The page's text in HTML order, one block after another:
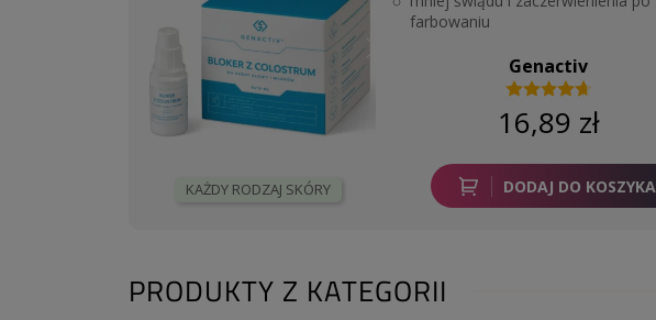
KAŻDY RODZAJ SKÓRY
farbowaniu
Genactiv
16,89 zł
DODAJ DO KOSZYKA
PRODUKTY Z KATEGORII